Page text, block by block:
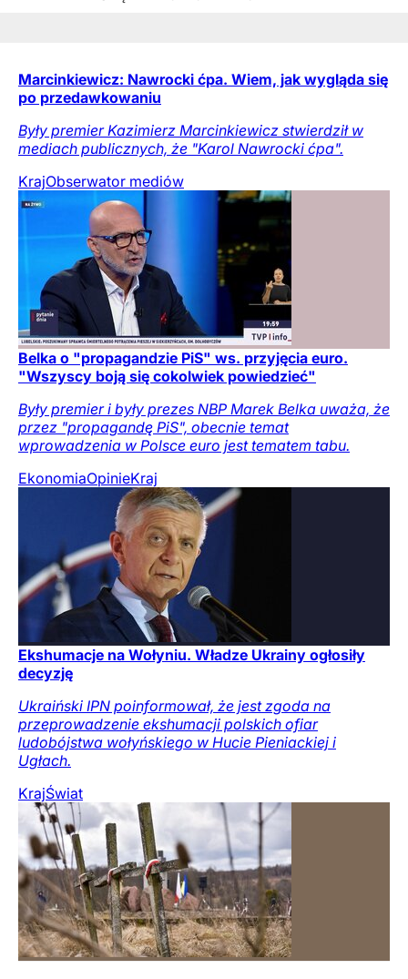
Marcinkiewicz: Nawrocki ćpa. Wiem, jak wygląda się
po przedawkowaniu
Były premier Kazimierz Marcinkiewicz stwierdził w
mediach publicznych, że "Karol Nawrocki ćpa".
KrajObserwator mediów
Belka o "propagandzie PiS" ws. przyjęcia euro.
"Wszyscy boją się cokolwiek powiedzieć"
Były premier i były prezes NBP Marek Belka uważa, że
przez "propagandę PiS", obecnie temat
wprowadzenia w Polsce euro jest tematem tabu.
EkonomiaOpinieKraj
Ekshumacje na Wołyniu. Władze Ukrainy ogłosiły
decyzję
Ukraiński IPN poinformował, że jest zgoda na
przeprowadzenie ekshumacji polskich ofiar
ludobójstwa wołyńskiego w Hucie Pieniackiej i
Ugłach.
KrajŚwiat